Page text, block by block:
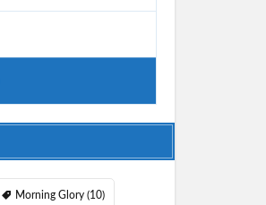
Morning Glory (10)